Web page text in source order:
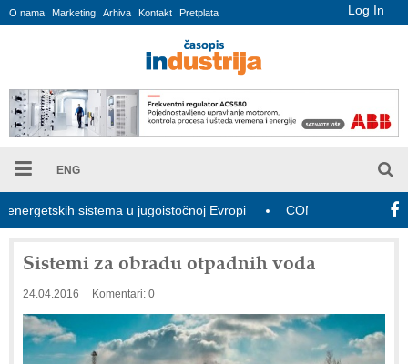
Log In
O nama Marketing Arhiva Kontakt Pretplata
ENG
sistema u jugoistočnoj Evropi COMBYPACK U Srbiji
Sistemi za obradu otpadnih voda
24.04.2016 Komentari: 0